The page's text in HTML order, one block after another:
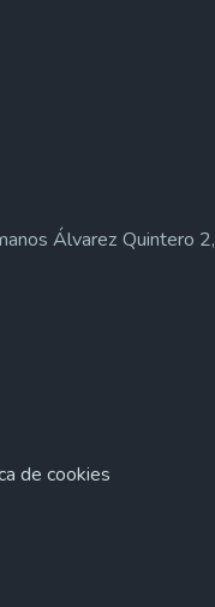
Álvarez Quintero 2,
de cookies